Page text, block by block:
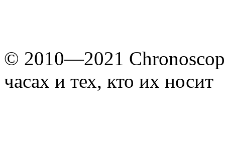
© 2010—2021
часах и тех, кто их носит